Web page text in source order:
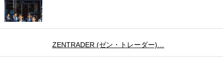
ZENTRADER (ゼン・トレーダー)…